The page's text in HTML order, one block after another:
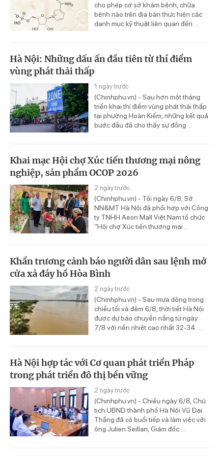
cho phép cơ sở khám bệnh, chữa
bệnh nào trên địa bàn thực hiện các
danh mục kỹ thuật liên quan đến ...
Hà Nội: Những dấu ấn đầu tiên từ thí điểm
vùng phát thải thấp
1 ngày trước
(Chinhphu.vn) - Sau hơn một tháng
triển khai thí điểm vùng phát thải thấp
tại phường Hoàn Kiếm, những kết quả
bước đầu đã cho thấy sự đồng ...
Khai mạc Hội chợ Xúc tiến thương mại nông
nghiệp, sản phẩm OCOP 2026
2 ngày trước
(Chinhphu.vn) - Tối ngày 6/8, Sở
NN&MT Hà Nội đã phối hợp với Công
ty TNHH Aeon Mall Việt Nam tổ chức
"Hội chợ Xúc tiến thương mại ...
Khẩn trương cảnh báo người dân sau lệnh mở
cửa xả đáy hồ Hòa Bình
2 ngày trước
(Chinhphu.vn) - Sau mưa dông trong
chiều tối và đêm 6/8, thời tiết Hà Nội
được dự báo chuyển nắng từ ngày
7/8 với nền nhiệt cao nhất 32-34 ...
Hà Nội hợp tác với Cơ quan phát triển Pháp
trong phát triển đô thị bền vững
2 ngày trước
(Chinhphu.vn) - Chiều ngày 6/8, Chủ
tịch UBND thành phố Hà Nội Vũ Đại
Thắng đã có buổi tiếp và làm việc với
ông Julien Seillan, Giám đốc ...